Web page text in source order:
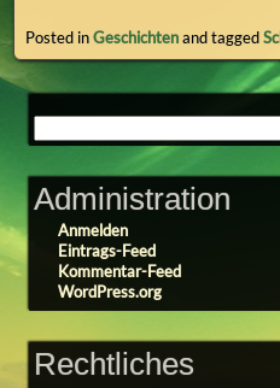
Posted inGeschichtenand tagged
Administration
Anmelden
Eintrags-Feed
Kommentar-Feed
WordPress.org
Rechtliches